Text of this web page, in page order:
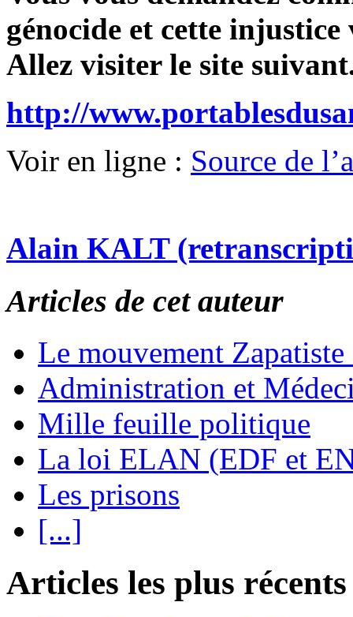
génocide et cette
Allez visiter le site
http://
Voir en ligne : Source de
Alain KALT
Articles de cet auteur
Le mouvement
Administration et
Mille feuille politique
La loi ELAN (EDF et
Les prisons
[...]
Articles les plus récents